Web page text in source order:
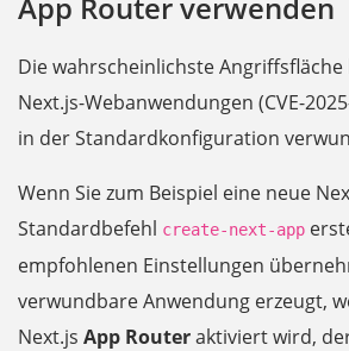
Die wahrscheinlichste
Next.js-Webanwendungen (CVE-
in der Standardkonfiguration
Wenn Sie zum Beispiel eine neue
Standardbefehl create-next-app
empfohlenen Einstellungen
verwundbare Anwendung erzeugt,
Next.js App Routeraktiviert wird,